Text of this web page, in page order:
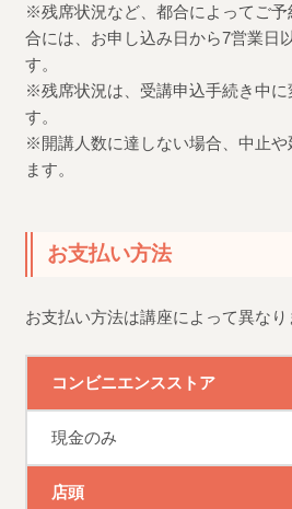
※残席状況など、都合によってご
合には、お申し込み日から7営業日
す。
※残席状況は、受講申込手続き中に
す。
※開講人数に達しない場合、中止や
ます。
お支払い方法
お支払い方法は講座によって異なり
コンビニエンスストア
現金のみ
店頭